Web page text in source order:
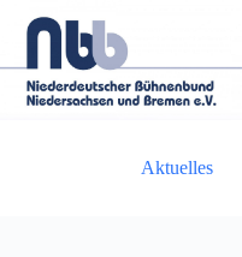
Inhalt
Aktuelles